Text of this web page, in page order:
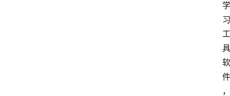
学
习
工
具
软
件
，